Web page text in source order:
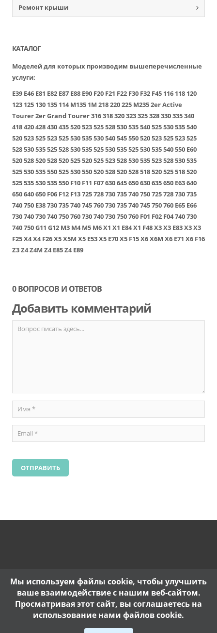
Ремонт крыши
КАТАЛОГ
Моделей для которых производим вышеперечисленные
услуги:
E39 E46 E81 E82 E87 E88 E90 F20 F21 F22 F30 F32 F45 116 118 120
123 125 130 135 114 M135 1M 218220225 M2352er Active
Tourer2er Grand Tourer316318320323325328330335340
418420428430435520523525528530535540525530535540
520523525523525530535530540545550520523525523525
528530535525528530535525530535525530535540550 E60
520528520528520525520525523528530535523528530535
525530535550525530550520528520528518520525518520
525535530535550 F10 F11 F07630645650630635650 E63640
650640650 F06 F12 F13725728730735740750725728730735
740750 E38730735740745760730735740745750760 E65 E66
730740730740750760730740730750760 F01 F02 F04740730
740750G11 G12 M3 M4 M5 M6X1 X1 E84X1 F48X3X3 E83X3X3
F25X4X4 F26X5X5M X5 E53X5 E70X5 F15X6X6M X6 E71 X6 F16
Z3Z4Z4M Z4 E85Z4 E89
0 ВОПРОСОВ И ОТВЕТОВ
Добавить комментарий
Мы используем файлы cookie, чтобы улучшить
ваше взаимодействие с нашим веб-сайтом.
Просматривая этот сайт, вы соглашаетесь на
использование нами файлов cookie.